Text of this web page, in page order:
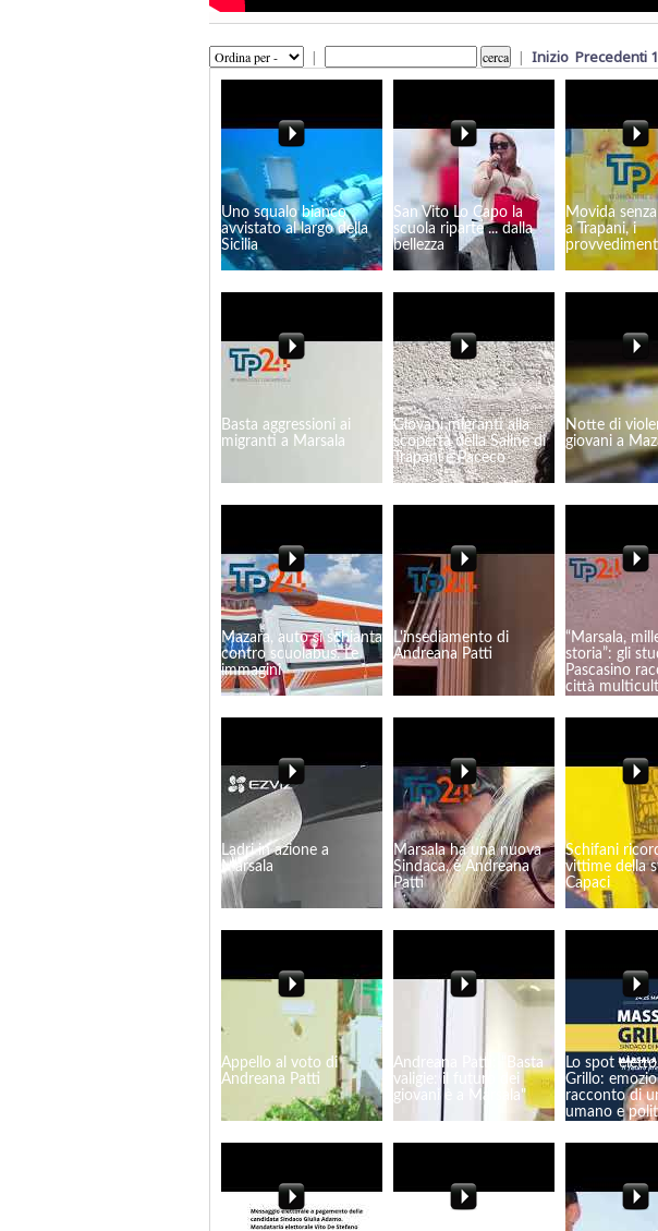
| | Inizio Precedenti 1
Uno squalo bianco
avvistato al largo della
Sicilia
San Vito Lo Capo la
scuola riparte ... dalla
bellezza
Movida
a Trapani, i
Basta aggressioni ai
migranti a Marsala
Giovani migranti alla
scoperta della Saline di
Trapani e Paceco
Notte di
giovani a
Mazara, auto si schianta
contro scuolabus. Le
immagini
L'insediamento di
Andreana Patti
“Marsala,
storia”: gli
Pascasino
città
Ladri in azione a
Marsala
Marsala ha una nuova
Sindaca, è Andreana
Patti
Schifani
vittime della
Capaci
Appello al voto di
Andreana Patti
Andreana Patti: "Basta
valigie: il futuro dei
giovani è a Marsala"
Lo spot
Grillo:
racconto di
umano e